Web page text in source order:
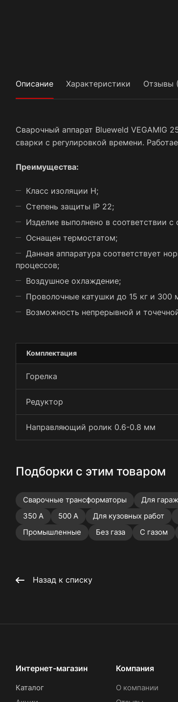
Описание Характеристики Отзывы
Сварочный аппарат Blueweld VEGAMIG
сварки с регулировкой времени.
Преимущества:
Класс изоляции H;
Степень защиты IP 22;
Изделие выполнено в соответствии с
Оснащен термостатом;
Данная аппаратура соответствует
процессов;
Воздушное охлаждение;
Проволочные катушки до 15 кг и 300
Возможность непрерывной и
Комплектация
Горелка
Редуктор
Направляющий ролик 0.6-0.8 мм
Подборки с этим товаром
Сварочные трансформаторы Для
350 А
500 А Для кузовных работ
Промышленные
Без газа С газом
Назад к списку
Интернет-магазин
Каталог
Компания
О компании